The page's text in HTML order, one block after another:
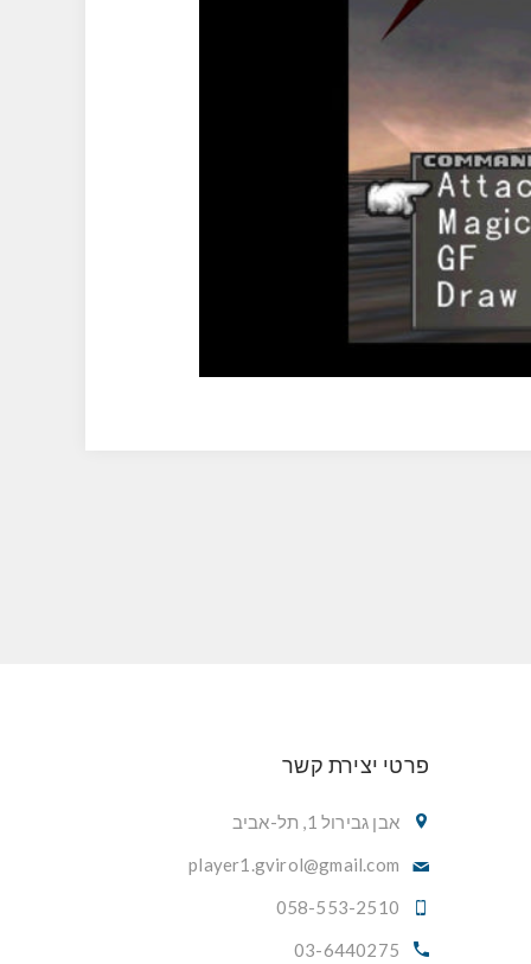
פרטי יצירת קשר
אבן גבירול 1, תל-אביב
player1.gvirol@gmail.com
058-553-2510
03-6440275